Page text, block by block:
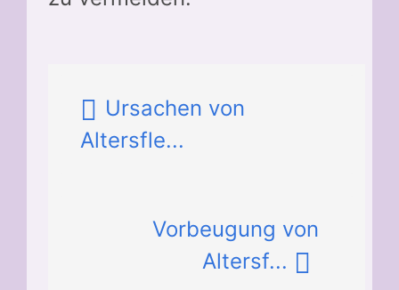
Ursachen von
Altersfle...
Vorbeugung von
Altersf...